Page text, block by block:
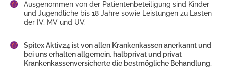
Ausgenommen von der Patientenbeteiligung sind Kinder
und Jugendliche bis 18 Jahre sowie Leistungen zu Lasten
der IV, MV und UV.
Spitex Aktiv24 ist von allen Krankenkassen anerkannt und
bei uns erhalten allgemein, halbprivat und privat
Krankenkassenversicherte die bestmögliche Behandlung.